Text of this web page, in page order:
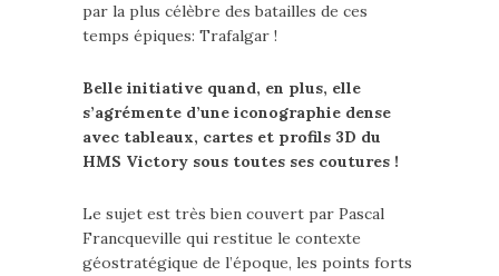
par la plus célèbre des batailles de ces
temps épiques: Trafalgar !
Belle initiative quand, en plus, elle
s’agrémente d’une iconographie dense
avec tableaux, cartes et profils 3D du
HMS Victory sous toutes ses coutures !
Le sujet est très bien couvert par Pascal
Francqueville qui restitue le contexte
géostratégique de l’époque, les points forts